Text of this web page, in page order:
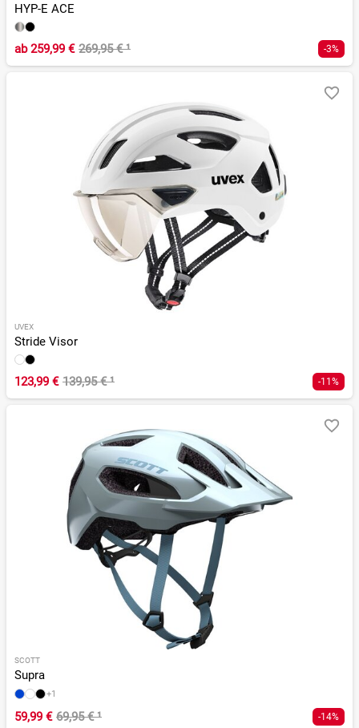
HYP-E ACE
ab259,99 € 269,95 €¹ -3%
UVEX
Stride Visor
123,99 € 139,95 €¹ -11%
SCOTT
Supra
+1
59,99 € 69,95 €¹ -14%